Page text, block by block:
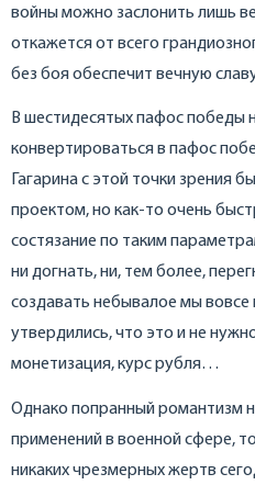
войны можно заслонить лишь
откажется от всего
без боя обеспечит вечную
В шестидесятых пафос победы
конвертироваться в пафос
Гагарина с этой точки зрения
проектом, но как-то очень
состязание по таким
ни догнать, ни, тем более,
создавать небывалое мы
утвердились, что это и не
монетизация, курс рубля…
Однако попранный романтизм
применений в военной сфере,
никаких чрезмерных жертв